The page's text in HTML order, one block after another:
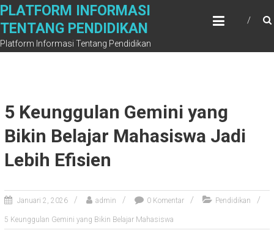
Skip
content
PLATFORM INFORMASI
TENTANG PENDIDIKAN
Platform Informasi Tentang Pendidikan
5 Keunggulan Gemini yang
Bikin Belajar Mahasiswa Jadi
Lebih Efisien
Januari 2, 2026 admin 0 Komentar Pendidikan
5 Keunggulan Gemini yang Bikin Belajar Mahasiswa